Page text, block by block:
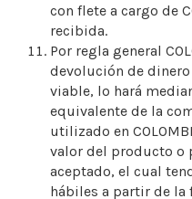
con flete a cargo de
recibida.
Por regla general
devolución de dinero
viable, lo hará
equivalente de la
utilizado en
valor del producto o
aceptado, el cual
hábiles a partir de la